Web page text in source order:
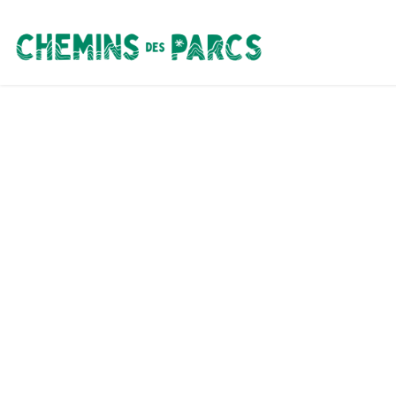
Chemins des Parcs